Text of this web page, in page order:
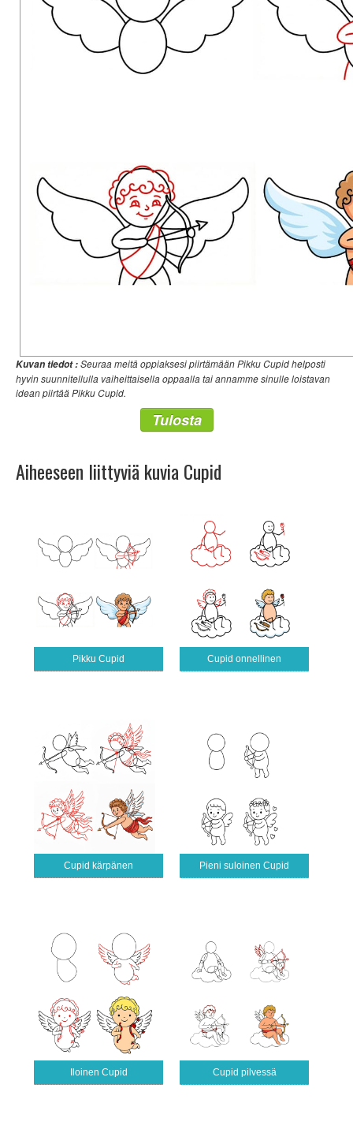
Kuvan tiedot :Seuraa meitä oppiaksesi piirtämään Pikku Cupid helposti
hyvin suunnitellulla vaiheittaisella oppaalla tai annamme sinulle loistavan
idean piirtää Pikku Cupid.
Tulosta
Aiheeseen liittyviä kuvia Cupid
Pikku Cupid Cupid onnellinen
Cupid kärpänen Pieni suloinen Cupid
Iloinen Cupid Cupid pilvessä